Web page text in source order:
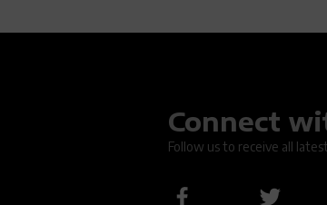
Connect
Follow us to receive all